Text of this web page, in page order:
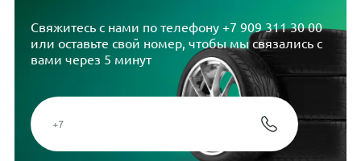
Свяжитесь с нами по телефону +7 909 311 30 00
или оставьте свой номер, чтобы мы связались с
вами через 5 минут